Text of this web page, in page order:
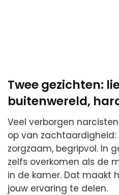
Twee gezichten:
buitenwereld,
Veel verborgen
op van zachtaardigheid:
zorgzaam, begripvol. In
zelfs overkomen als de
in de kamer. Dat maakt
jouw ervaring te delen.